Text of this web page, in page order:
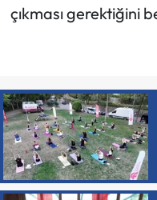
çıkması gerektiğini